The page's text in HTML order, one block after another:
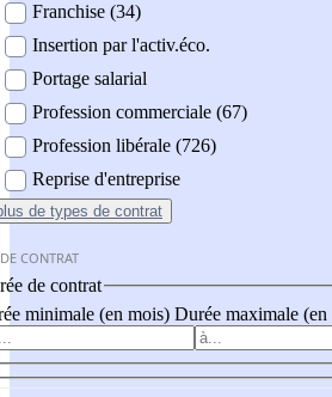
Franchise (34)
Insertion par l'activ.éco.
Portage salarial
Profession commerciale (67)
Profession libérale (726)
Reprise d'entreprise
de types de contrat
CONTRAT
de contrat
minimale (en mois) Durée maximale (en